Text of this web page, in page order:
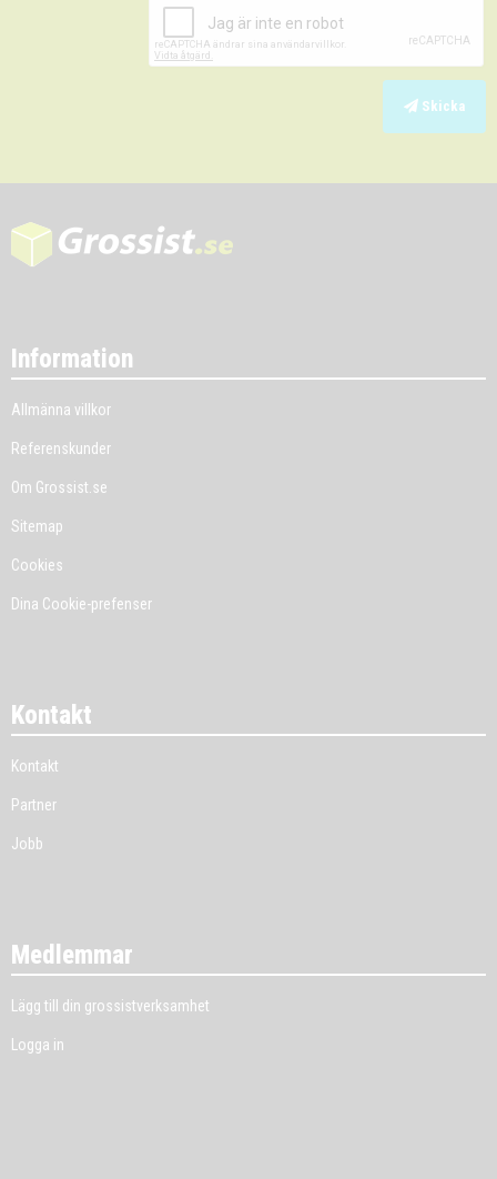
Skicka
Information
Allmänna villkor
Referenskunder
Om Grossist.se
Sitemap
Cookies
Dina Cookie-prefenser
Kontakt
Kontakt
Partner
Jobb
Medlemmar
Lägg till din grossistverksamhet
Logga in